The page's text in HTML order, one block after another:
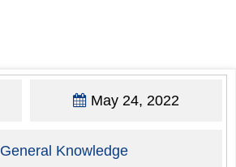
May 24, 2022
General Knowledge